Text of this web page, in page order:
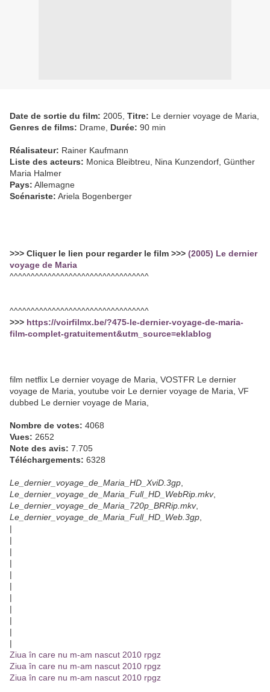
Date de sortie du film: 2005, Titre: Le dernier voyage de Maria,
Genres de films: Drame, Durée: 90 min
Réalisateur: Rainer Kaufmann
Liste des acteurs: Monica Bleibtreu, Nina Kunzendorf, Günther
Maria Halmer
Pays: Allemagne
Scénariste: Ariela Bogenberger
>>> Cliquer le lien pour regarder le film >>> (2005) Le dernier
voyage de Maria
^^^^^^^^^^^^^^^^^^^^^^^^^^^^^^^^^
^^^^^^^^^^^^^^^^^^^^^^^^^^^^^^^^^
>>> https://voirfilmx.be/?475-le-dernier-voyage-de-maria-
film-complet-gratuitement&utm_source=eklablog
film netflix Le dernier voyage de Maria, VOSTFR Le dernier
voyage de Maria, youtube voir Le dernier voyage de Maria, VF
dubbed Le dernier voyage de Maria,
Nombre de votes: 4068
Vues: 2652
Note des avis: 7.705
Téléchargements: 6328
Le_dernier_voyage_de_Maria_HD_XviD.3gp
Le_dernier_voyage_de_Maria_Full_HD_WebRip.mkv,
Le_dernier_voyage_de_Maria_720p_BRRip.mkv,
Le_dernier_voyage_de_Maria_Full_HD_Web.3gp
|
|
|
|
|
|
|
|
|
|
|
Ziua în care nu m-am nascut 2010 rpgz
Ziua în care nu m-am nascut 2010 rpgz
Ziua în care nu m-am nascut 2010 rpgz